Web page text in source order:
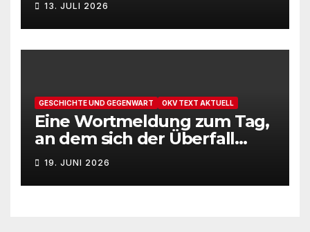
13. JULI 2026
GESCHICHTE UND GEGENWART OKV TEXT AKTUELL
Eine Wortmeldung zum Tag,
an dem sich der Überfall
Deutschlands auf die UdSSR
1941 zum 85. Male jährt
19. JUNI 2026